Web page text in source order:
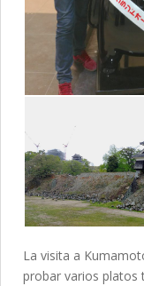
La visita a
probar varios platos